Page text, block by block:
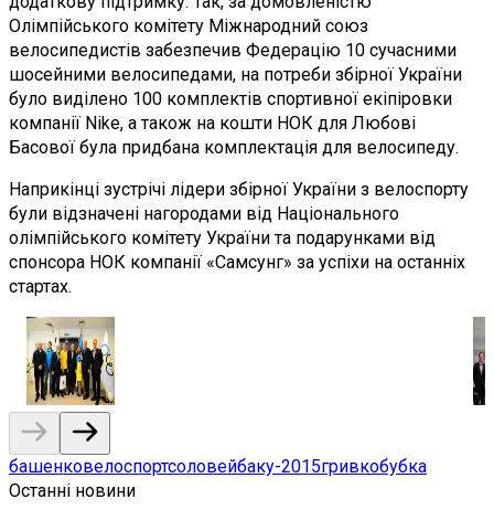
Олімпійського комітету Міжнародний союз
велосипедистів забезпечив Федерацію 10 сучасними
шосейними велосипедами, на потреби збірної України
було виділено 100 комплектів спортивної екіпіровки
компанії Nike, а також на кошти НОК для Любові
Басової була придбана комплектація для велосипеду.
Наприкінці зустрічі лідери збірної України з велоспорту
були відзначені нагородами від Національного
олімпійського комітету України та подарунками від
спонсора НОК компанії «Самсунг» за успіхи на останніх
стартах.
башенковелоспортсоловейбаку-2015гривкобубка
Останні новини